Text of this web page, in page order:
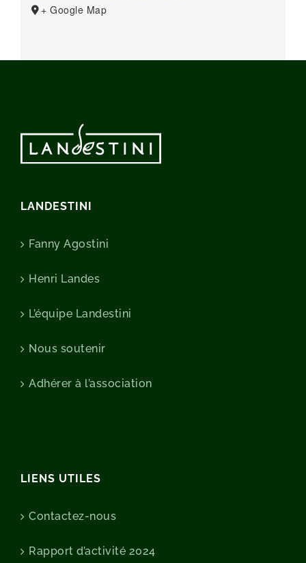
+ Google Map
LANDESTINI
Fanny Agostini
Henri Landes
L’équipe Landestini
Nous soutenir
Adhérer à l’association
LIENS UTILES
Contactez-nous
Rapport d’activité 2024